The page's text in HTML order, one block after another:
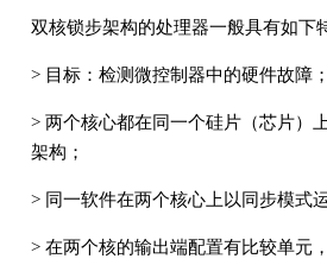
双核锁步架构的处理器一般具有如下
> 目标：检测微控制器中的硬件故障；
> 两个核心都在同一个硅片（芯片）
架构；
> 同一软件在两个核心上以同步模式
> 在两个核的输出端配置有比较单元